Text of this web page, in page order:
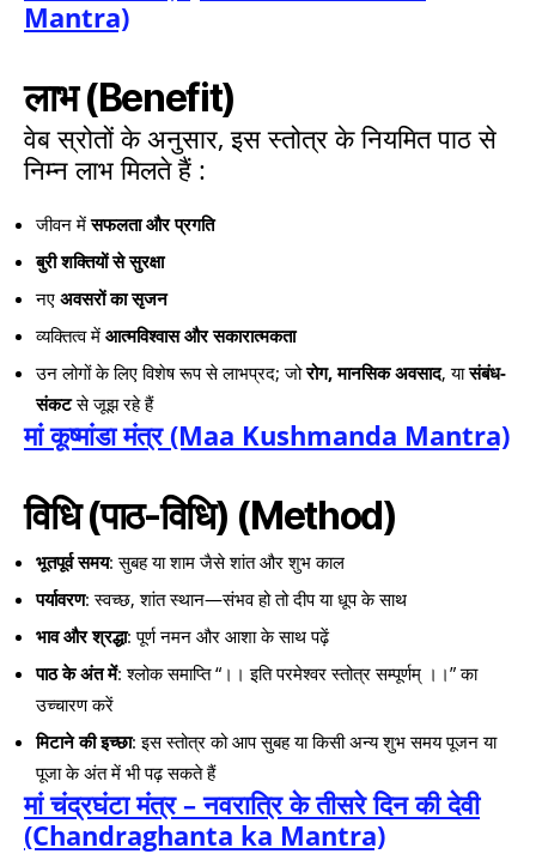
Mantra)
लाभ (Benefit)
वेब स्रोतों के अनुसार, इस स्तोत्र के नियमित पाठ से
निम्न लाभ मिलते हैं :
जीवन मेंसफलता और प्रगति
बुरी शक्तियों से सुरक्षा
नए अवसरों का सृजन
व्यक्तित्व में आत्मविश्वास और सकारात्मकता
उन लोगों के लिए विशेष रूप से लाभप्रद; जोरोग, मानसिक अवसाद, यासंबंध-
संकटसे जूझ रहे हैं
मां कूष्मांडा मंत्र (Maa Kushmanda Mantra)
विधि (पाठ-विधि) (Method)
भूतपूर्व समय: सुबह या शाम जैसे शांत और शुभ काल
पर्यावरण: स्वच्छ, शांत स्थान—संभव हो तो दीप या धूप के साथ
भाव और श्रद्धा: पूर्ण नमन और आशा के साथ पढ़ें
पाठ के अंत में: श्लोक समाप्ति “।। इति परमेश्वर स्तोत्र सम्पूर्णम् ।।” का
उच्चारण करें
मिटाने की इच्छा: इस स्तोत्र को आप सुबह या किसी अन्य शुभ समय पूजन या
पूजा के अंत में भी पढ़ सकते हैं
मां चंद्रघंटा मंत्र – नवरात्रि के तीसरे दिन की देवी
(Chandraghanta ka Mantra)